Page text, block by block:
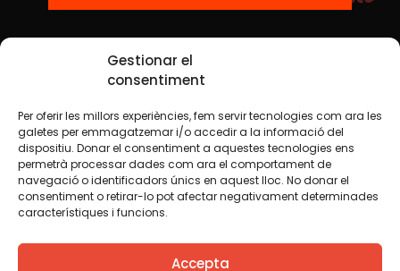
Gestionar el
consentiment
Per oferir les millors experiències, fem servir tecnologies com ara les
galetes per emmagatzemar i/o accedir a la informació del
dispositiu. Donar el consentiment a aquestes tecnologies ens
permetrà processar dades com ara el comportament de
navegació o identificadors únics en aquest lloc. No donar el
consentiment o retirar-lo pot afectar negativament determinades
característiques i funcions.
Accepta
Redes sociales
TWT YTB IG FB IN
Aviso legalPolítica de cookies
Creemos que el conocimiento debe compartirse. Por eso
utilizamos una licencia Creative Commons, salvo que en